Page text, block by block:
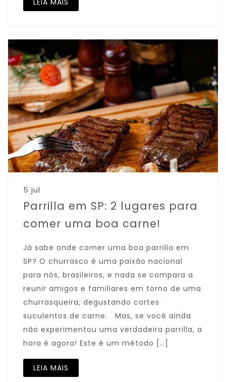
LEIA MAIS
5 jul
Parrilla em SP: 2 lugares para
comer uma boa carne!
Já sabe onde comer uma boa parrilla em
SP? O churrasco é uma paixão nacional
para nós, brasileiros, e nada se compara a
reunir amigos e familiares em torno de uma
churrasqueira, degustando cortes
suculentos de carne. Mas, se você ainda
não experimentou uma verdadeira parrilla, a
hora é agora! Este é um método […]
LEIA MAIS